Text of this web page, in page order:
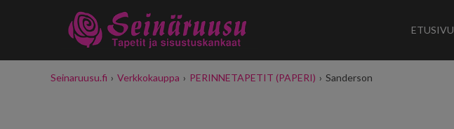
ETUSIVU
Seinaruusu.fi › Verkkokauppa › PERINNETAPETIT (PAPERI) › Sanderson